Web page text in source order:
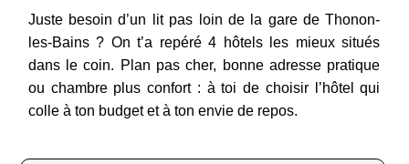
Juste besoin d’un lit pas loin de la gare de Thonon-
les-Bains ? On t’a repéré 4 hôtels les mieux situés
dans le coin. Plan pas cher, bonne adresse pratique
ou chambre plus confort : à toi de choisir l’hôtel qui
colle à ton budget et à ton envie de repos.